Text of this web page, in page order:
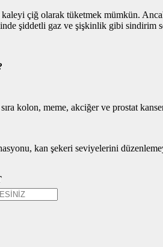
çiğ olarak tüketmek mümkün.
şiddetli gaz ve şişkinlik gibi sindirim
kolon, meme, akciğer ve prostat
kan şekeri seviyelerini